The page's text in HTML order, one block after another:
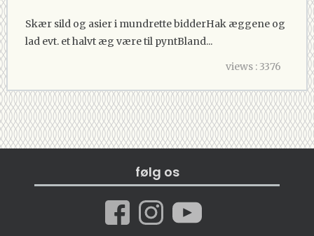
Skær sild og asier i mundrette bidderHak æggene og
lad evt. et halvt æg være til pyntBland...
views : 3376
følg os